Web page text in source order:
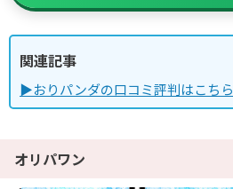
関連記事
▶おりパンダの口コミ評判はこちら
オリパワン